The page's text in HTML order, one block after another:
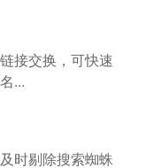
接交换，可快速
...
时剔除搜索蜘蛛